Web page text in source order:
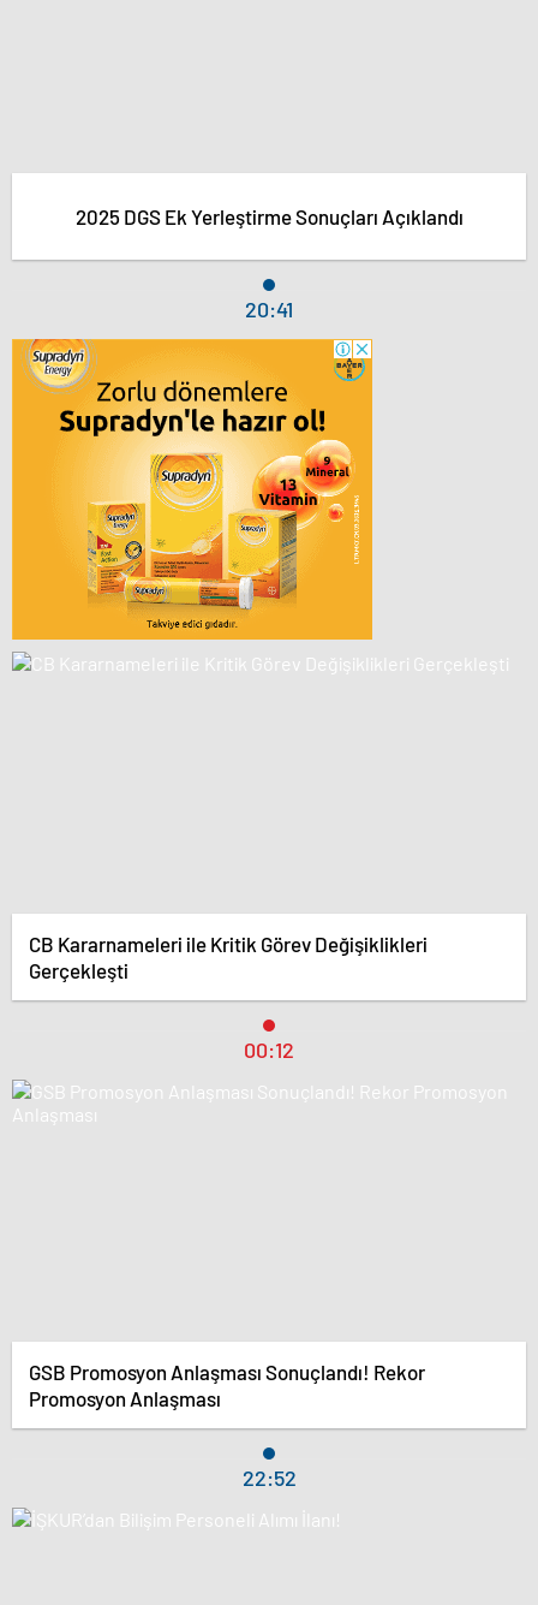
2025 DGS Ek Yerleştirme Sonuçları Açıklandı
20:41
CB Kararnameleri ile Kritik Görev Değişiklikleri
Gerçekleşti
00:12
GSB Promosyon Anlaşması Sonuçlandı! Rekor
Promosyon Anlaşması
22:52